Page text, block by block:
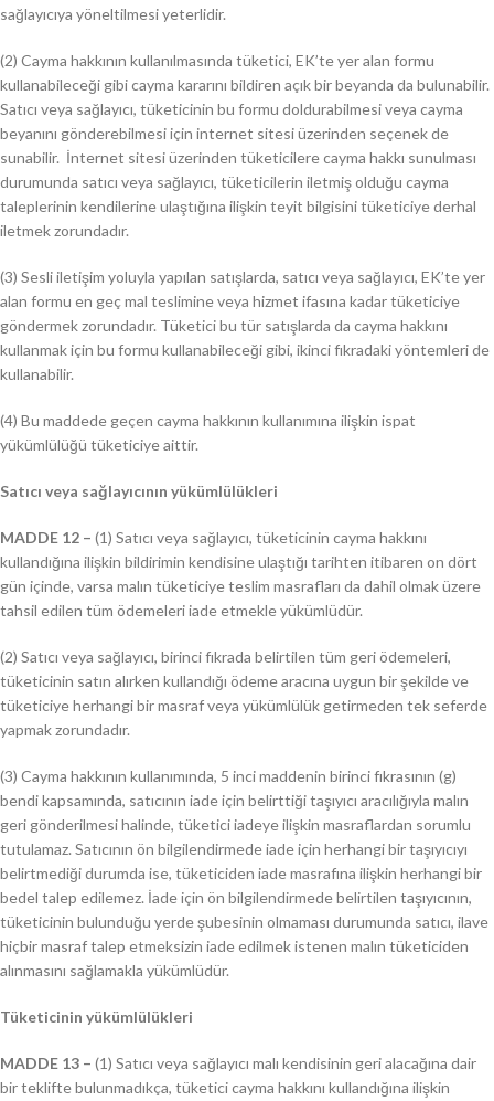
sağlayıcıya yöneltilmesi yeterlidir.
(2) Cayma hakkının kullanılmasında tüketici, EK’te yer alan formu
kullanabileceği gibi cayma kararını bildiren açık bir beyanda da bulunabilir.
Satıcı veya sağlayıcı, tüketicinin bu formu doldurabilmesi veya cayma
beyanını gönderebilmesi için internet sitesi üzerinden seçenek de
sunabilir. İnternet sitesi üzerinden tüketicilere cayma hakkı sunulması
durumunda satıcı veya sağlayıcı, tüketicilerin iletmiş olduğu cayma
taleplerinin kendilerine ulaştığına ilişkin teyit bilgisini tüketiciye derhal
iletmek zorundadır.
(3) Sesli iletişim yoluyla yapılan satışlarda, satıcı veya sağlayıcı, EK’te yer
alan formu en geç mal teslimine veya hizmet ifasına kadar tüketiciye
göndermek zorundadır. Tüketici bu tür satışlarda da cayma hakkını
kullanmak için bu formu kullanabileceği gibi, ikinci fıkradaki yöntemleri de
kullanabilir.
(4) Bu maddede geçen cayma hakkının kullanımına ilişkin ispat
yükümlülüğü tüketiciye aittir.
Satıcı veya sağlayıcının yükümlülükleri
MADDE 12 – (1) Satıcı veya sağlayıcı, tüketicinin cayma hakkını
kullandığına ilişkin bildirimin kendisine ulaştığı tarihten itibaren on dört
gün içinde, varsa malın tüketiciye teslim masrafları da dahil olmak üzere
tahsil edilen tüm ödemeleri iade etmekle yükümlüdür.
(2) Satıcı veya sağlayıcı, birinci fıkrada belirtilen tüm geri ödemeleri,
tüketicinin satın alırken kullandığı ödeme aracına uygun bir şekilde ve
tüketiciye herhangi bir masraf veya yükümlülük getirmeden tek seferde
yapmak zorundadır.
(3) Cayma hakkının kullanımında, 5 inci maddenin birinci fıkrasının (g)
bendi kapsamında, satıcının iade için belirttiği taşıyıcı aracılığıyla malın
geri gönderilmesi halinde, tüketici iadeye ilişkin masraflardan sorumlu
tutulamaz. Satıcının ön bilgilendirmede iade için herhangi bir taşıyıcıyı
belirtmediği durumda ise, tüketiciden iade masrafına ilişkin herhangi bir
bedel talep edilemez. İade için ön bilgilendirmede belirtilen taşıyıcının,
tüketicinin bulunduğu yerde şubesinin olmaması durumunda satıcı, ilave
hiçbir masraf talep etmeksizin iade edilmek istenen malın tüketiciden
alınmasını sağlamakla yükümlüdür.
Tüketicinin yükümlülükleri
MADDE 13 – (1) Satıcı veya sağlayıcı malı kendisinin geri alacağına dair
bir teklifte bulunmadıkça, tüketici cayma hakkını kullandığına ilişkin